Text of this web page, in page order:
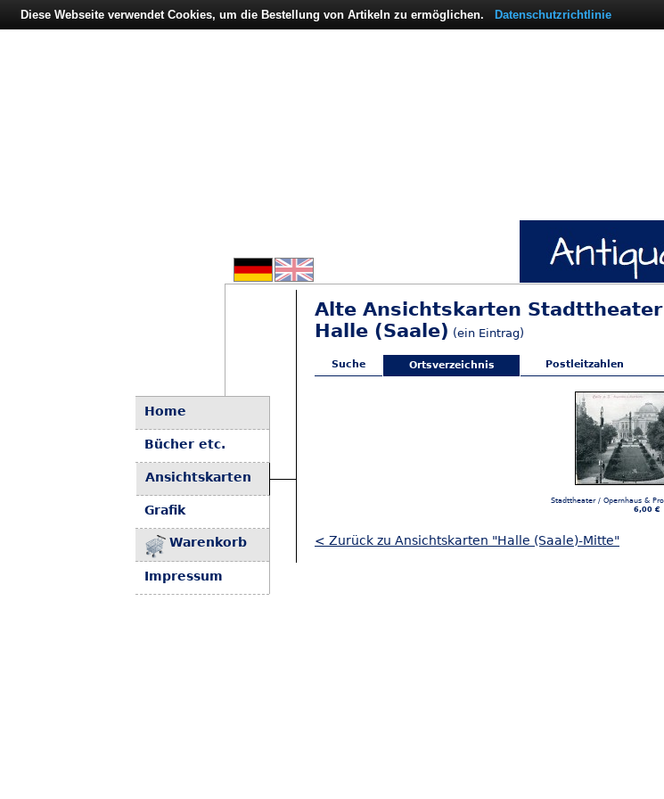
Home
Bücher etc.
Ansichtskarten
Grafik
Warenkorb
Impressum
Alte Ansichtskarten
Halle (Saale) (ein Eintrag)
Suche Ortsverzeichnis Postleitzahlen
Stadttheater / Opernhaus &
6,00 €
< Zurück zu Ansichtskarten "Halle (Saale)-Mitte"
Diese Webseite verwendet Cookies, um die Bestellung von Artikeln zu ermöglichen. Datenschutzrichtlinie